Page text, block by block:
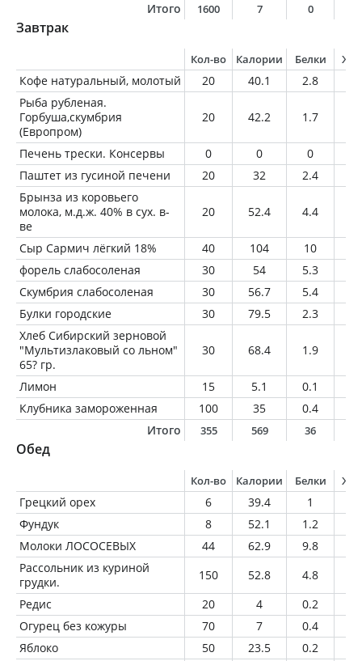
Итого 1600 7 0
Завтрак
Кол-во Калории Белки
Кофе натуральный, молотый 20 40.1 2.8
Рыба рубленая.
Горбуша,скумбрия
(Европром)
20 42.2 1.7
Печень трески. Консервы 0 0 0
Паштет из гусиной печени
20 32 2.4
Брынза из коровьего
молока, м.д.ж. 40% в сух. в-
ве
20 52.4 4.4
Сыр Сармич лёгкий 18% 40 104 10
форель слабосоленая
30 54 5.3
Скумбрия слабосоленая
30 56.7 5.4
Булки городские
30 79.5 2.3
Хлеб Сибирский зерновой
"Мультизлаковый со льном"
65? гр.
30 68.4 1.9
Лимон 15 5.1 0.1
Клубника замороженная
100 35 0.4
Итого
355 569 36
Обед
Кол-во Калории Белки
Грецкий орех 6 39.4 1
Фундук
8 52.1 1.2
Молоки ЛОСОСЕВЫХ
44 62.9 9.8
Рассольник из куриной
грудки.
150 52.8 4.8
Редис
20 4 0.2
Огурец без кожуры
70 7 0.4
Яблоко
50 23.5 0.2